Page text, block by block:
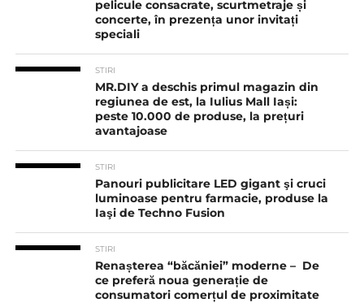
pelicule consacrate, scurtmetraje și
concerte, în prezența unor invitați
speciali
STIRI
MR.DIY a deschis primul magazin din
regiunea de est, la Iulius Mall Iași:
peste 10.000 de produse, la prețuri
avantajoase
STIRI
Panouri publicitare LED gigant şi cruci
luminoase pentru farmacie, produse la
Iaşi de Techno Fusion
STIRI
Renașterea “băcăniei” moderne – De
ce preferă noua generație de
consumatori comerțul de proximitate